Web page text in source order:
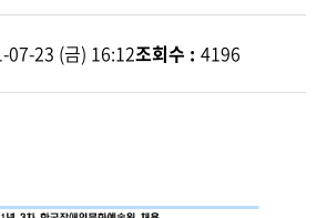
07-23 (금) 16:12조회수 : 4196